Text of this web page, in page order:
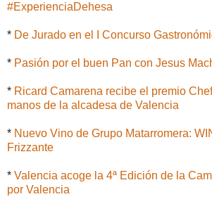
#ExperienciaDehesa
* De Jurado en el I Concurso
* Pasión por el buen Pan con Jesus
* Ricard Camarena recibe el premio
manos de la alcadesa de Valencia
* Nuevo Vino de Grupo Matarromera:
Frizzante
* Valencia acoge la 4ª Edición de la
por Valencia